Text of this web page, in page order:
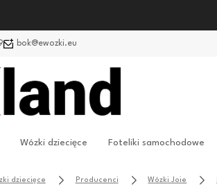
bok@ewozki.eu
Wózki dziecięce Foteliki samochodowe
dziecięce Producenci Wózki Joie